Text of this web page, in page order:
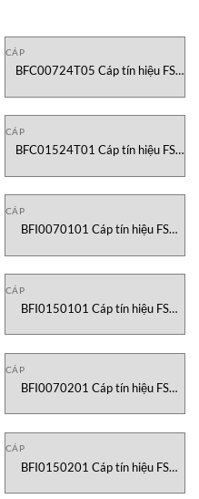
CÁP
BFC00724T05 Cáp tín hiệu FS
CÁP
BFC01524T01 Cáp tín hiệu FS
CÁP
BFI0070101 Cáp tín hiệu FS
CÁP
BFI0150101 Cáp tín hiệu FS
CÁP
BFI0070201 Cáp tín hiệu FS
CÁP
BFI0150201 Cáp tín hiệu FS